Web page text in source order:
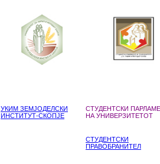
УКИМ ЗЕМЈОДЕЛСКИ
ИНСТИТУТ-СКОПЈЕ
СТУДЕНТСКИ
НА УНИВЕРЗИТЕТОТ
СТУДЕНТСКИ
ПРАВОБРАНИТЕЛ